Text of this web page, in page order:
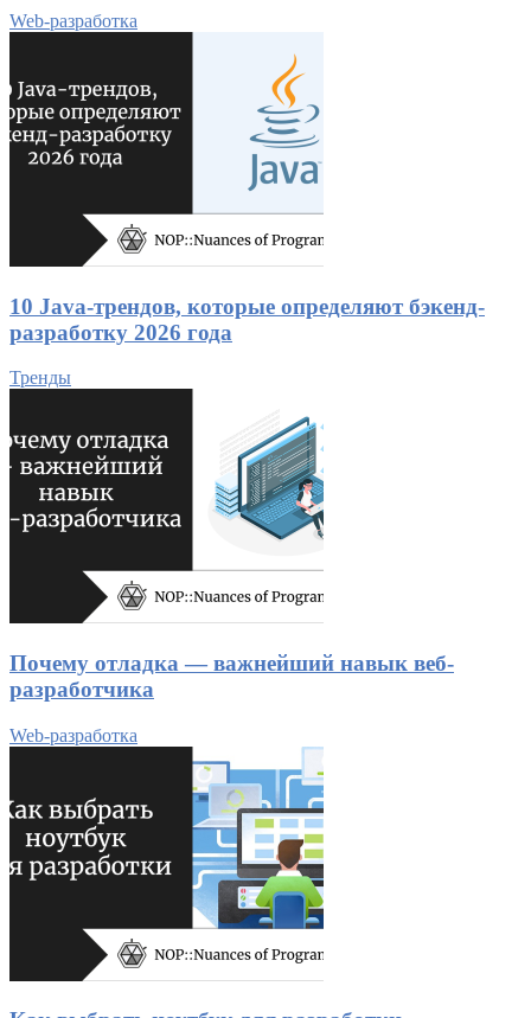
Web-разработка
10 Java-трендов, которые определяют бэкенд-
разработку 2026 года
Тренды
Почему отладка — важнейший навык веб-
разработчика
Web-разработка